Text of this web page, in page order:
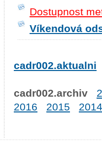
Dostupnost
Víkendová
cadr002.aktualni
cadr002.archiv
2016
2015 2014